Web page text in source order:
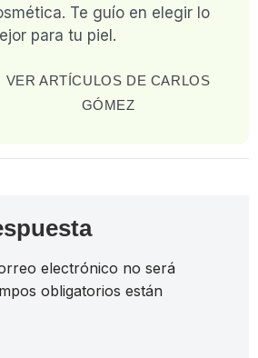
Te guío en elegir lo
para tu piel.
VER ARTÍCULOS DE CARLOS
GÓMEZ
electrónico no será
obligatorios están